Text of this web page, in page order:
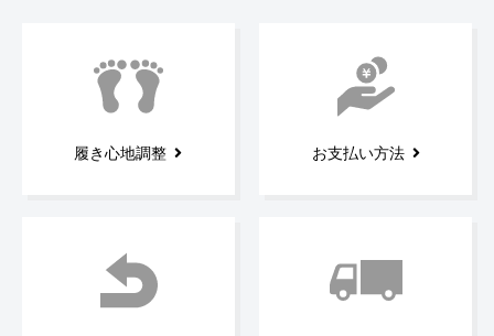
履き心地調整 お支払い方法